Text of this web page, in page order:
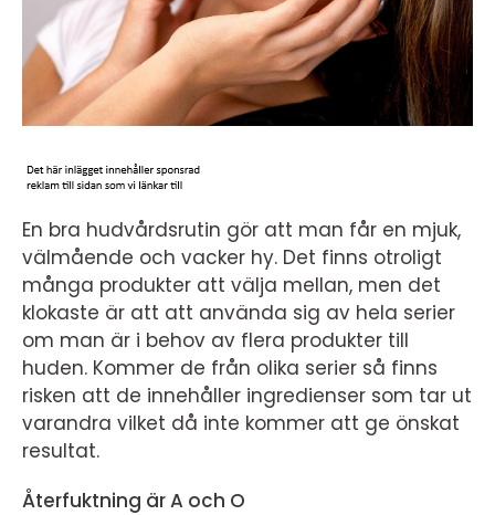
En bra hudvårdsrutin gör att man får en mjuk,
välmående och vacker hy. Det finns otroligt
många produkter att välja mellan, men det
klokaste är att att använda sig av hela serier
om man är i behov av flera produkter till
huden. Kommer de från olika serier så finns
risken att de innehåller ingredienser som tar ut
varandra vilket då inte kommer att ge önskat
resultat.
Återfuktning är A och O